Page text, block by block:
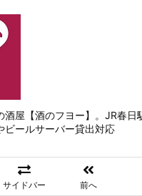
酒屋【酒のフヨー】。JR春日
ビールサーバー貸出対応
サイドバー 前へ